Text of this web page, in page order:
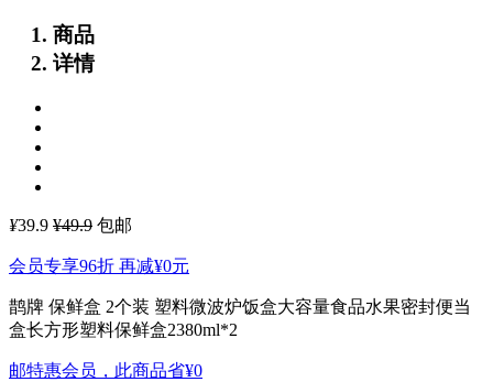
商品
详情
¥39.9 ¥49.9 包邮
会员专享96折 再减¥0元
鹊牌 保鲜盒 2个装 塑料微波炉饭盒大容量食品水果密封便当
盒长方形塑料保鲜盒2380ml*2
邮特惠会员，此商品省¥0